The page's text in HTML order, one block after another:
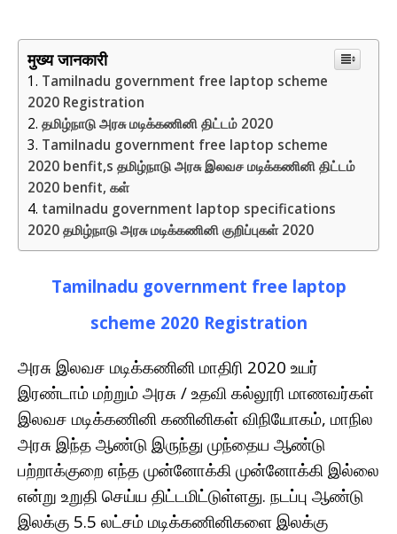
मुख्य जानकारी
Tamilnadu government free laptop scheme
2020 Registration
தமிழ்நாடு அரசு மடிக்கணினி திட்டம் 2020
Tamilnadu government free laptop scheme
2020 benfit,s தமிழ்நாடு அரசு இலவச மடிக்கணினி திட்டம்
2020 benfit, கள்
tamilnadu government laptop specifications
2020 தமிழ்நாடு அரசு மடிக்கணினி குறிப்புகள் 2020
Tamilnadu government free laptop
scheme 2020 Registration
அரசு இலவச மடிக்கணினி மாதிரி 2020 உயர்
இரண்டாம் மற்றும் அரசு / உதவி கல்லூரி மாணவர்கள்
இலவச மடிக்கணினி கணினிகள் விநியோகம், மாநில
அரசு இந்த ஆண்டு இருந்து முந்தைய ஆண்டு
பற்றாக்குறை எந்த முன்னோக்கி முன்னோக்கி இல்லை
என்று உறுதி செய்ய திட்டமிட்டுள்ளது. நடப்பு ஆண்டு
இலக்கு 5.5 லட்சம் மடிக்கணினிகளை இலக்கு